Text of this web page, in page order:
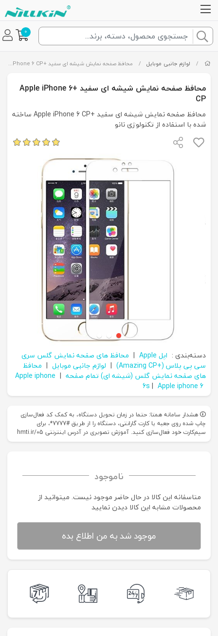
0
/ لوازم جانبی موبایل / محافظ صفحه نمایش شیشه ای سفید +Apple iPhone 6 CP
محافظ صفحه نمایش شیشه ای سفید +Apple iPhone 6
CP
محافظ صفحه نمایش شیشه ای سفید +Apple iPhone 6 CP ساخته
شده با استفاده از تکنولوژی نانو
دسته‌بندی : اپل Apple | محافظ های صفحه نمایش گلس سری
سی پی پلاس (+Amazing CP)
| لوازم جانبی موبایل | محافظ
های صفحه نمایش گلس (شیشه ای) تمام صفحه |
Apple iphone
6s | Apple iphone 6
هشدار سامانه همتا: حتما در زمان تحویل دستگاه، به کمک کد فعال‌سازی
چاپ شده روی جعبه یا کارت گارانتی، دستگاه را از طریق #7777*، برای
سیم‌کارت خود فعال‌سازی کنید. آموزش تصویری در آدرس اینترنتی hmti.ir/05
ناموجود
متاسفانه این کالا در حال حاضر موجود نیست. می‍توانید از
محصولات مشابه این کالا دیدن نمایید
موجود شد به من اطلاع بده